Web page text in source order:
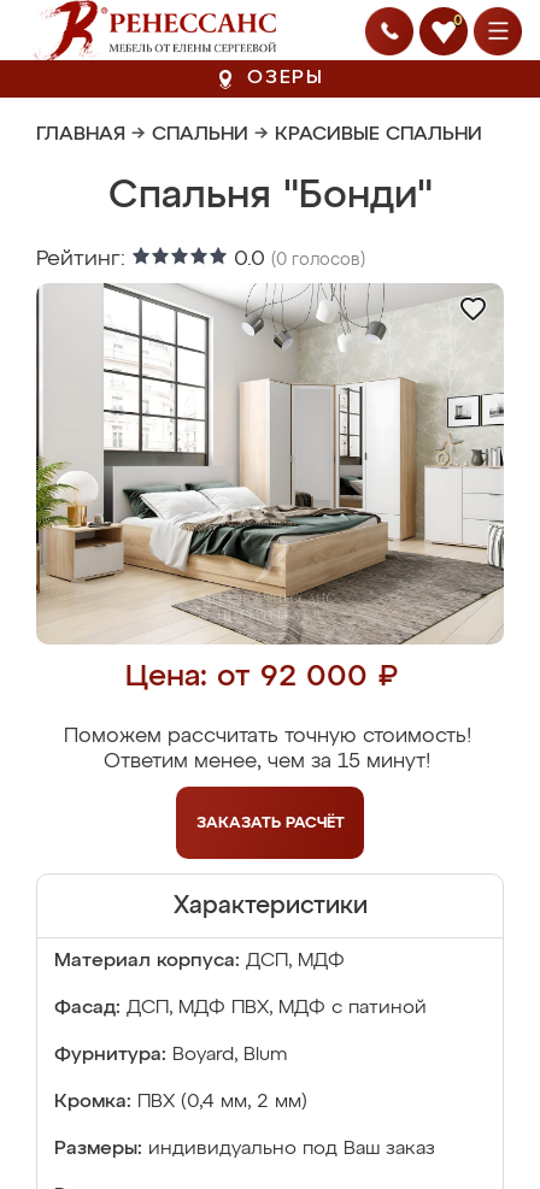
0
ОЗЕРЫ
ГЛАВНАЯ → СПАЛЬНИ → КРАСИВЫЕ СПАЛЬНИ
Спальня "Бонди"
Рейтинг: 0.0 (0 голосов)
Цена: от 92 000 ₽
Поможем рассчитать точную стоимость!
Ответим менее, чем за 15 минут!
ЗАКАЗАТЬ РАСЧЁТ
Характеристики
Материал корпуса: ДСП, МДФ
Фасад: ДСП, МДФ ПВХ, МДФ с патиной
Фурнитура: Boyard, Blum
Кромка: ПВХ (0,4 мм, 2 мм)
Размеры: индивидуально под Ваш заказ